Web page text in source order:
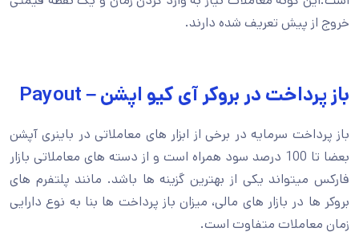
خروج از پیش تعریف شده دارند.
باز پرداخت در بروکر آی کیو اپشن – Payout
باز پرداخت‌ سرمایه در برخی از ابزار های معاملاتی در باینری آپشن
بعضا تا 100 درصد سود همراه است و از دسته های معاملاتی بازار
فارکس میتواند یکی از بهترین گزینه ها باشد. مانند پلتفرم های
بروکر ها در بازار های مالی، میزان باز پرداخت ها بنا به نوع دارایی
زمان معاملات متفاوت است.